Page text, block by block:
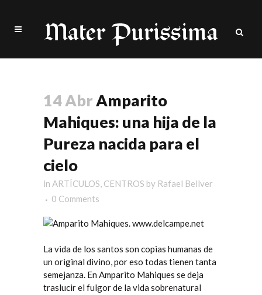
14 AbrAmparito
Mahiques: una hija de la
Pureza nacida para el
cielo
in ARTÍCULOS, CENTROS by Rafael Bellver
0 Comments
La vida de los santos son copias humanas de
un original divino, por eso todas tienen tanta
semejanza. En Amparito Mahiques se deja
traslucir el fulgor de la vida sobrenatural